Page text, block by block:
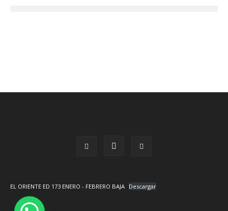
EL ORIENTE ED 173 ENERO - FEBRERO BAJA Descargar